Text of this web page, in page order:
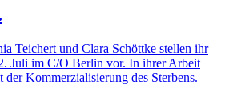
Teichert und Clara Schöttke stellen ihr
Juli im C/O Berlin vor. In ihrer Arbeit
der Kommerzialisierung des Sterbens.